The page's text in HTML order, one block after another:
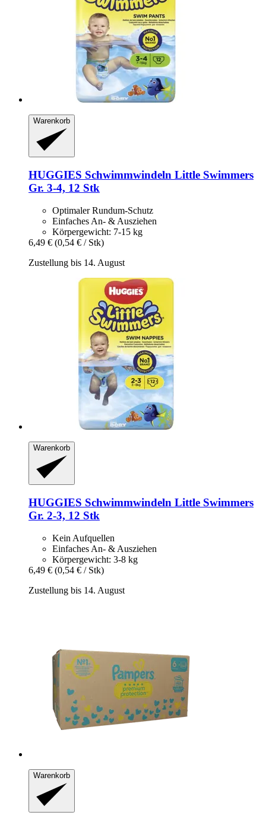
Warenkorb
HUGGIES Schwimmwindeln Little Swimmers
Gr. 3-​4, 12 Stk
Optimaler Rundum-Schutz
Einfaches An- & Ausziehen
Körpergewicht: 7-15 kg
6,49 € (0,54 € / Stk)
Zustellung bis 14. August
Warenkorb
HUGGIES Schwimmwindeln Little Swimmers
Gr. 2-​3, 12 Stk
Kein Aufquellen
Einfaches An- & Ausziehen
Körpergewicht: 3-8 kg
6,49 € (0,54 € / Stk)
Zustellung bis 14. August
Warenkorb